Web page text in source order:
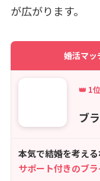
が広がります。
婚活マッ
👑 1位
ブ
本気で結婚を考える
サポート付きのブ